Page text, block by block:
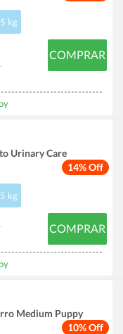
kg
COMPRAR
14% Off
Urinary Care
kg
COMPRAR
10% Off
Medium Puppy